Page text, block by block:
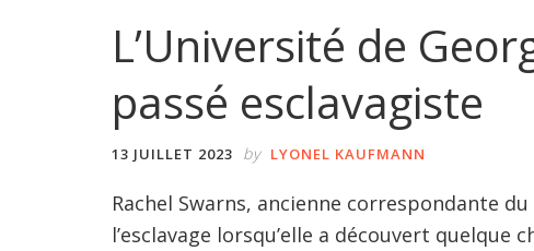
L’Université de
passé esclavagiste
13 JUILLET 2023 by LYONEL KAUFMANN
Rachel Swarns, ancienne correspondante
l’esclavage lorsqu’elle a découvert quelque